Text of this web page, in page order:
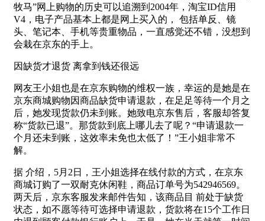
牧马”网上购物的历史可以追溯到2004年，淘宝ID信用
V4，电子产品基本上都是网上买入的， 包括单反、镜
头、笔记本、手机等贵重物品，一直感觉还不错，没想到
会栽在京东的手上。
因缺货才退货 离拿到钱还很远
网友王小姐也是在京东购物的维权一族，幸运的是她是在
京东商城购物因商品缺货申请退款，在足足等待一个月之
后，她发现货款仍未到账。她致电京东售后，客服却答复
称“货款已退”。那货款到底上哪儿去了呢？“申请退款一
个月还未到账，这效率未免也太低了！”王小姐非常不
解。
据 介绍，5月2日，王小姐选择在线付款的方式，在京东
商城订购了一双耐克休闲鞋，商品订单号为542946569。
两天后，京东客服发来邮件告知，该商品目 前处于缺货
状态，如不愿等待可选择申请退款，货款将在15个工作日